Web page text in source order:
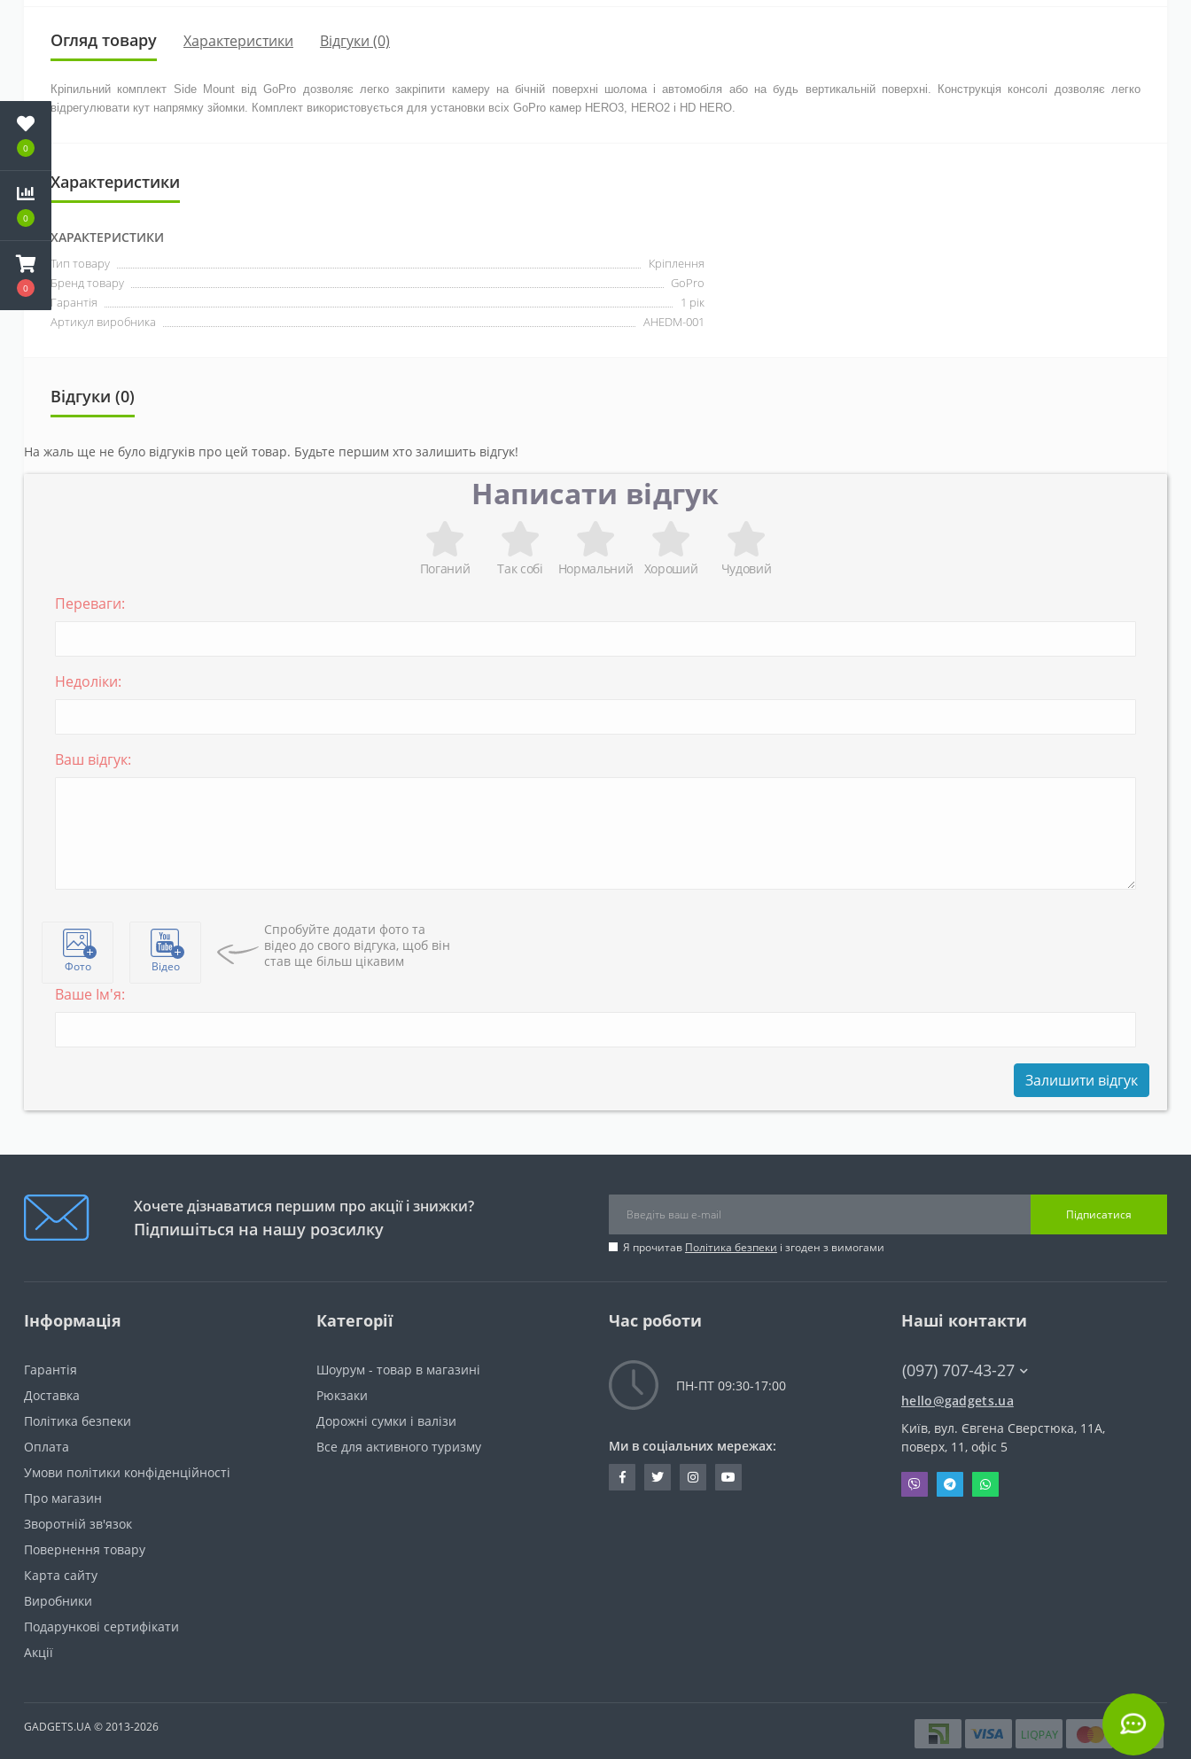
0
0
0
Огляд товару Характеристики Відгуки (0)
Кріпильний комплект Side Mount від GoPro дозволяє легко закріпити камеру на бічній поверхні шолома і автомобіля або на будь вертикальній поверхні. Конструкція консолі дозволяє легко
відрегулювати кут напрямку зйомки. Комплект використовується для установки всіх GoPro камер HERO3, HERO2 і HD HERO.
Характеристики
ХАРАКТЕРИСТИКИ
Тип товару
Кріплення
Бренд товару
GoPro
Гарантія
1 рік
Артикул виробника
AHEDM-001
Відгуки (0)
На жаль ще не було відгуків про цей товар. Будьте першим хто залишить відгук!
Написати відгук
Поганий Так собі Нормальний Хороший Чудовий
Переваги:
Недоліки:
Ваш відгук:
Фото Відео
Спробуйте додати фото та
відео до свого відгука, щоб він
став ще більш цікавим
Ваше Ім'я:
Залишити відгук
Хочете дізнаватися першим про акції і знижки?
Підпишіться на нашу розсилку
Підписатися
Я прочитав Політика безпеки і згоден з вимогами
Інформація
Гарантія
Доставка
Політика безпеки
Оплата
Умови політики конфіденційності
Про магазин
Зворотній зв'язок
Повернення товару
Карта сайту
Виробники
Подарункові сертифікати
Акції
Категорії
Шоурум - товар в магазині
Рюкзаки
Дорожні сумки і валізи
Все для активного туризму
Час роботи
ПН-ПТ 09:30-17:00
Ми в соціальних мережах:
Наші контакти
(097) 707-43-27
hello@gadgets.ua
Київ, вул. Євгена Сверстюка, 11А,
поверх, 11, офіс 5
GADGETS.UA © 2013-2026